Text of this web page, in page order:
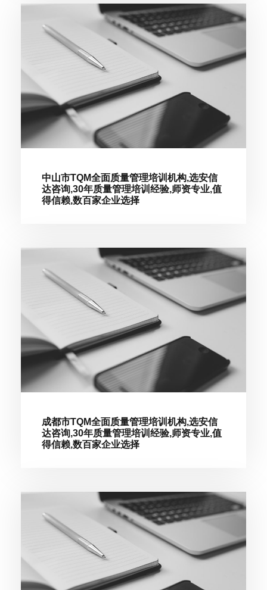
中山市TQM全面质量管理培训机构,选安信
达咨询,30年质量管理培训经验,师资专业,值
得信赖,数百家企业选择
成都市TQM全面质量管理培训机构,选安信
达咨询,30年质量管理培训经验,师资专业,值
得信赖,数百家企业选择